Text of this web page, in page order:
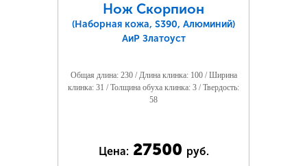
Нож Скорпион
(Наборная кожа, S390, Алюминий)
АиР Златоуст
Общая длина: 230 / Длина клинка: 100 / Ширина
клинка: 31 / Толщина обуха клинка: 3 / Твердость:
58
Цена: 27500 руб.